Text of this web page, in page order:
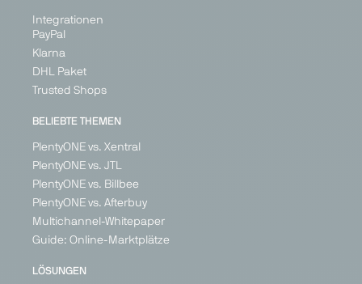
Integrationen
PayPal
Klarna
DHL Paket
Trusted Shops
BELIEBTE THEMEN
PlentyONE vs. Xentral
PlentyONE vs. JTL
PlentyONE vs. Billbee
PlentyONE vs. Afterbuy
Multichannel-Whitepaper
Guide: Online-Marktplätze
LÖSUNGEN